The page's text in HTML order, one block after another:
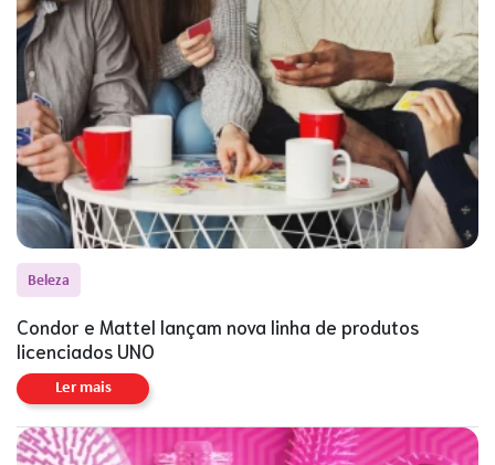
Beleza
Condor e Mattel lançam nova linha de produtos
licenciados UNO
Ler mais